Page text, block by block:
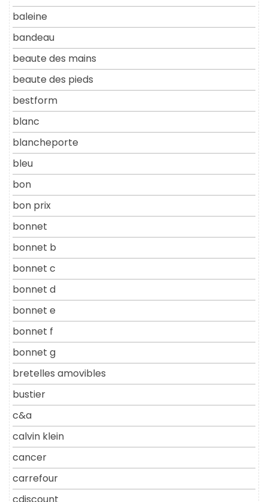
baleine
bandeau
beaute des mains
beaute des pieds
bestform
blanc
blancheporte
bleu
bon
bon prix
bonnet
bonnet b
bonnet c
bonnet d
bonnet e
bonnet f
bonnet g
bretelles amovibles
bustier
c&a
calvin klein
cancer
carrefour